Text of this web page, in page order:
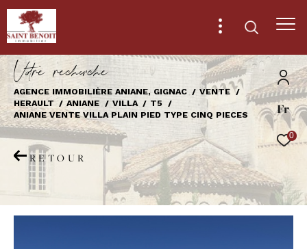
Fr
0
Vore recece
AGENCE IMMOBILIÈRE ANIANE, GIGNAC
VENTE
HERAULT
ANIANE VILLA
T5
ANIANE VENTE VILLA PLAIN PIED TYPE CINQ PIECES
RETOUR
Effectuer une recherche
et trouver le bien qui correspond à vos
critères
Type
d'offre
Vente